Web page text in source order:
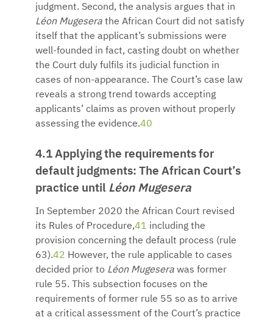
judgment. Second, the analysis argues that in
Léon Mugesera the African Court did not satisfy
itself that the applicant’s submissions were
well-founded in fact, casting doubt on whether
the Court duly fulfils its judicial function in
cases of non-appearance. The Court’s case law
reveals a strong trend towards accepting
applicants’ claims as proven without properly
assessing the evidence.40
4.1 Applying the requirements for
default judgments: The African Court’s
practice until Léon Mugesera
In September 2020 the African Court revised
its Rules of Procedure,41 including the
provision concerning the default process (rule
63).42 However, the rule applicable to cases
decided prior to Léon Mugesera was former
rule 55. This subsection focuses on the
requirements of former rule 55 so as to arrive
at a critical assessment of the Court’s practice